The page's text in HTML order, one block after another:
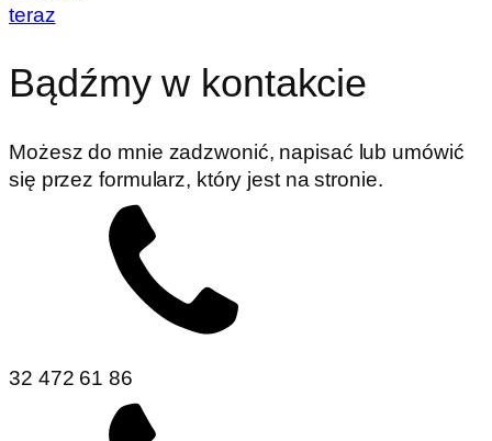
teraz
Bądźmy w kontakcie
Możesz do mnie zadzwonić, napisać lub umówić
się przez formularz, który jest na stronie.
32 472 61 86